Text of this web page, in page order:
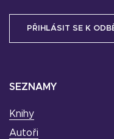
SEZNAMY
Knihy
Autoři